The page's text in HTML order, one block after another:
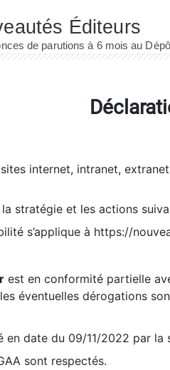
sites internet, intranet,
stratégie et les actions
s’applique à https://
est en conformité partielle
éventuelles dérogations
en date du 09/11/2022 par
sont respectés.